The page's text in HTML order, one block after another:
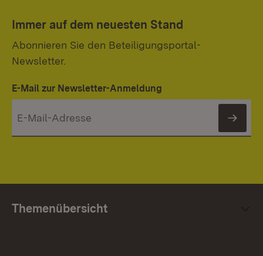
Immer auf dem neuesten Stand
Abonnieren Sie den Beteiligungsportal-
Newsletter.
E-Mail zur Newsletter-Anmeldung
Themenübersicht